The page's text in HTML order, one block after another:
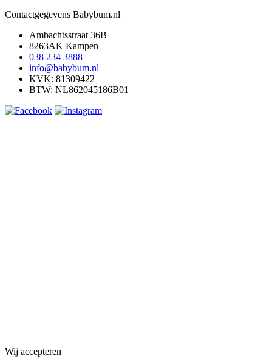
Contactgegevens Babybum.nl
Ambachtsstraat 36B
8263AK Kampen
038 234 3888
info@babybum.nl
KVK: 81309422
BTW: NL862045186B01
Wij accepteren